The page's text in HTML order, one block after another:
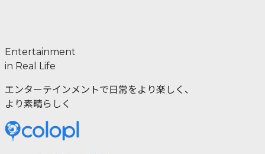
Entertainment
in Real Life
エンターテインメントで日常をより楽しく、
より素晴らしく